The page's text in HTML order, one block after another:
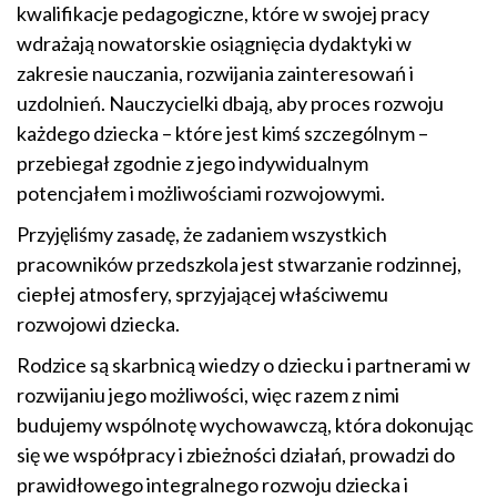
kwalifikacje pedagogiczne, które w swojej pracy
wdrażają nowatorskie osiągnięcia dydaktyki w
zakresie nauczania, rozwijania zainteresowań i
uzdolnień. Nauczycielki dbają, aby proces rozwoju
każdego dziecka – które jest kimś szczególnym –
przebiegał zgodnie z jego indywidualnym
potencjałem i możliwościami rozwojowymi.
Przyjęliśmy zasadę, że zadaniem wszystkich
pracowników przedszkola jest stwarzanie rodzinnej,
ciepłej atmosfery, sprzyjającej właściwemu
rozwojowi dziecka.
Rodzice są skarbnicą wiedzy o dziecku i partnerami w
rozwijaniu jego możliwości, więc razem z nimi
budujemy wspólnotę wychowawczą, która dokonując
się we współpracy i zbieżności działań, prowadzi do
prawidłowego integralnego rozwoju dziecka i